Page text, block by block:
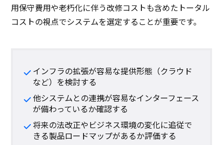
用保守費用や老朽化に伴う改修コストも含めたトータル
コストの視点でシステムを選定することが重要です。
インフラの拡張が容易な提供形態（クラウド
など）を検討する
他システムとの連携が容易なインターフェース
が備わっているか確認する
将来の法改正やビジネス環境の変化に追従で
きる製品ロードマップがあるか評価する